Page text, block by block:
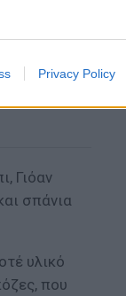
Privacy Policy
Γιόαν
σπάνια
υλικό
που